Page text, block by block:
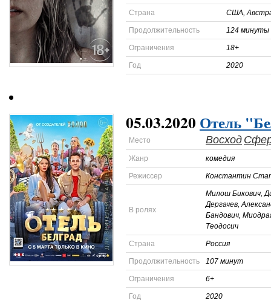
Страна США,
Продолжительность 124 минуты
Ограничения 18+
Год 2020
05.03.2020 Отель
Место Восход
Жанр комедия
Режиссер Константин
В ролях
Милош Бикович,
Дергачев,
Бандович,
Теодосич
Страна Россия
Продолжительность 107 минут
Ограничения 6+
Год 2020